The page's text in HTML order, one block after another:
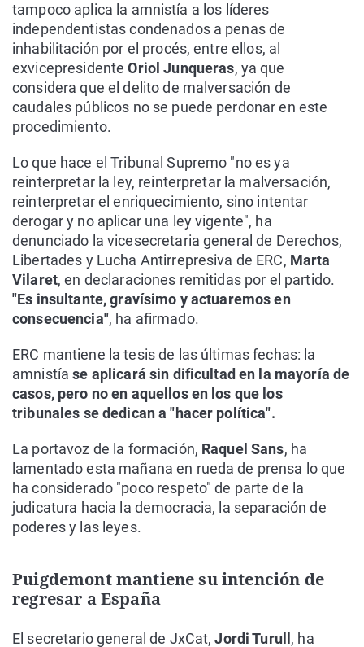
tampoco aplica la amnistía a los líderes
independentistas condenados a penas de
inhabilitación por el procés, entre ellos, al
exvicepresidenteOriol Junqueras, ya que
considera que el delito de malversación de
caudales públicos no se puede perdonar en este
procedimiento.
Lo que hace el Tribunal Supremo "no es ya
reinterpretar la ley, reinterpretar la malversación,
reinterpretar el enriquecimiento, sino intentar
derogar y no aplicar una ley vigente", ha
denunciado la vicesecretaria general de Derechos,
Libertades y Lucha Antirrepresiva de ERC, Marta
Vilaret, en declaraciones remitidas por el partido.
"Es insultante, gravísimo y actuaremos en
consecuencia", ha afirmado.
ERC mantiene la tesis de las últimas fechas: la
amnistíase aplicará sin dificultad en la mayoría de
casos, pero no en aquellos en los que los
tribunales se dedican a "hacer política".
La portavoz de la formación, Raquel Sans, ha
lamentado esta mañana en rueda de prensa lo que
ha considerado "poco respeto" de parte de la
judicatura hacia la democracia, la separación de
poderes y las leyes.
Puigdemont mantiene su intención de
regresar a España
El secretario general de JxCat,Jordi Turull , ha